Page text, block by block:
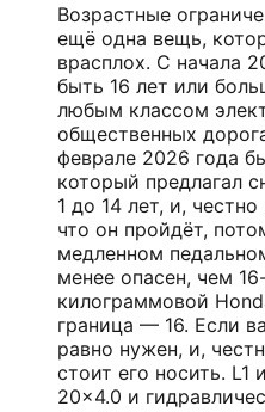
Возрастные
ещё одна вещь,
врасплох. С начала
быть 16 лет или
любым классом
общественных
феврале 2026 года
который предлагал
1 до 14 лет, и,
что он пройдёт,
медленном
менее опасен, чем
килограммовой
граница — 16. Если
равно нужен, и,
стоит его носить.
20×4.0 и